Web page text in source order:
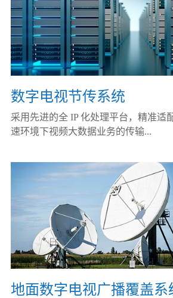
数字电视节传系统
采用先进的全 IP 化处理平台，精准适
速环境下视频大数据业务的传输...
地面数字电视广播覆盖系